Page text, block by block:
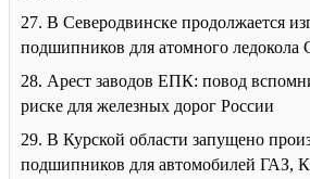
27. В Северодвинске продолжается
подшипников для атомного ледокола
28. Арест заводов ЕПК: повод
риске для железных дорог России
29. В Курской области запущено
подшипников для автомобилей